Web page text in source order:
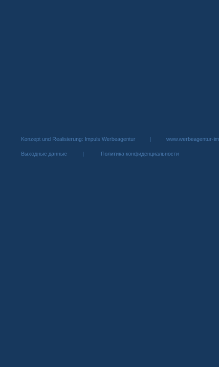
Konzept und Realisierung: Impuls Werbeagentur | www.werbeagentur-
Выходные данные| Политика конфиденциальности